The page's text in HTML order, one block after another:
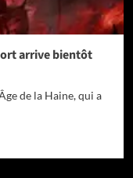
arrive bientôt
de la Haine, qui a